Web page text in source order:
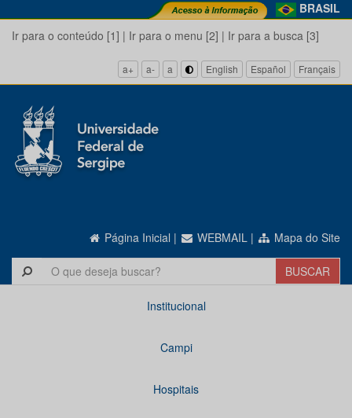
BRASIL
Ir para o conteúdo [1] | Ir para o menu [2] | Ir para a busca [3]
a+ a- a English Español Français
Página Inicial | WEBMAIL | Mapa do Site
Institucional
Campi
Hospitais